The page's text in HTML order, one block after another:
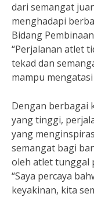
dari semangat
menghadapi
Bidang
“Perjalanan atlet
tekad dan
mampu
Dengan berbagai
yang tinggi,
yang
semangat bagi
oleh atlet tunggal
“Saya percaya
keyakinan, kita